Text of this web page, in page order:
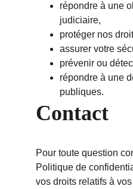
répondre à une
judiciaire,
protéger nos
assurer votre
prévenir ou
répondre à une
publiques.
Contact
Pour toute question
Politique de
vos droits relatifs à